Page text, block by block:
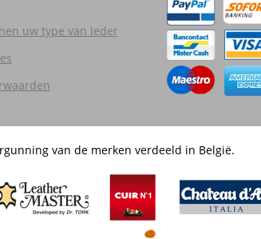
uw type van leder
van de merken verdeeld in België.